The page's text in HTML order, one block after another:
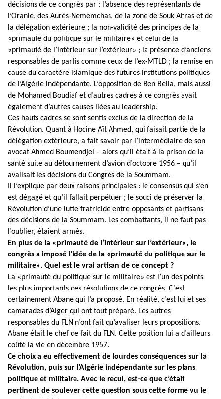
décisions de ce congrès par : l’absence des représentants de
l’Oranie, des Aurès-Nememchas, de la zone de Souk Ahras et de
la délégation extérieure ; la non-validité des principes de la
«primauté du politique sur le militaire» et celui de la
«primauté de l’intérieur sur l’extérieur» ; la présence d’anciens
responsables de partis comme ceux de l’ex-MTLD ; la remise en
cause du caractère islamique des futures institutions politiques
de l’Algérie indépendante. L’opposition de Ben Bella, mais aussi
de Mohamed Boudiaf et d’autres cadres à ce congrès avait
également d’autres causes liées au leadership.
Ces hauts cadres se sont sentis exclus de la direction de la
Révolution. Quant à Hocine Aït Ahmed, qui faisait partie de la
délégation extérieure, a fait savoir par l’intermédiaire de son
avocat Ahmed Boumendjel – alors qu’il était à la prison de la
santé suite au détournement d’avion d’octobre 1956 – qu’il
avalisait les décisions du Congrès de la Soummam.
Il l’explique par deux raisons principales : le consensus qui s’en
est dégagé et qu’il fallait perpétuer ; le souci de préserver la
Révolution d’une lutte fratricide entre opposants et partisans
des décisions de la Soummam. Les combattants, il ne faut pas
l’oublier, étaient armés.
En plus de la «primauté de l’intérieur sur l’extérieur», le
congrès a imposé l’idée de la «primauté du politique sur le
militaire». Quel est le vrai artisan de ce concept ?
La «primauté du politique sur le militaire» est l’un des points
les plus importants des résolutions de ce congrès. C’est
certainement Abane qui l’a proposé. En réalité, c’est lui et ses
camarades d’Alger qui ont tout préparé. Les autres
responsables du FLN n’ont fait qu’avaliser leurs propositions.
Abane était le chef de fait du FLN. Cette position lui a d’ailleurs
coûté la vie en décembre 1957.
Ce choix a eu effectivement de lourdes conséquences sur la
Révolution, puis sur l’Algérie indépendante sur les plans
politique et militaire. Avec le recul, est-ce que c’était
pertinent de soulever cette question sous cette forme vu le